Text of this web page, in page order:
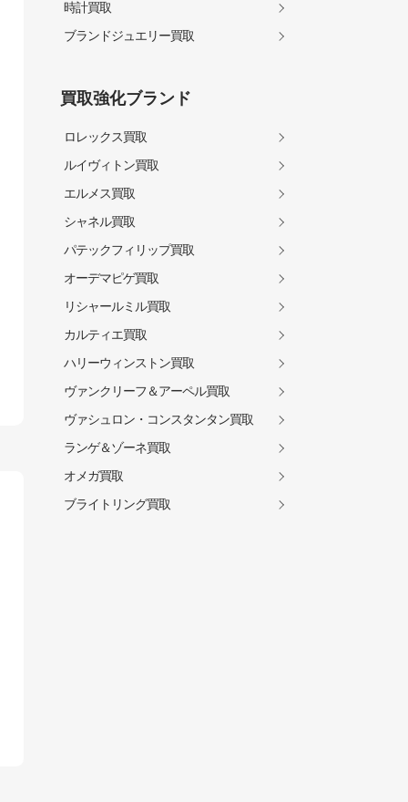
時計買取
ブランドジュエリー買取
買取強化ブランド
ロレックス買取
ルイヴィトン買取
エルメス買取
シャネル買取
パテックフィリップ買取
オーデマピゲ買取
リシャールミル買取
カルティエ買取
ハリーウィンストン買取
ヴァンクリーフ＆アーペル買取
ヴァシュロン・コンスタンタン買取
ランゲ＆ゾーネ買取
オメガ買取
ブライトリング買取